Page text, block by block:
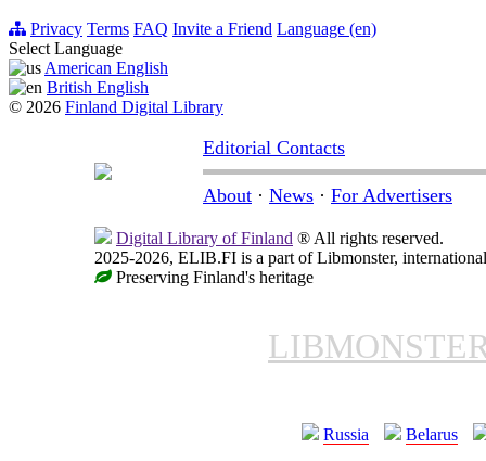
Privacy Terms FAQ Invite a Friend Language (en)
Select Language
American English
British English
© 2026 Finland Digital Library
Editorial Contacts
About · News · For Advertisers
Digital Library of Finland ® All rights reserved.
2025-2026, ELIB.FI is a part of Libmonster,
Preserving Finland's heritage
Russia
Belarus